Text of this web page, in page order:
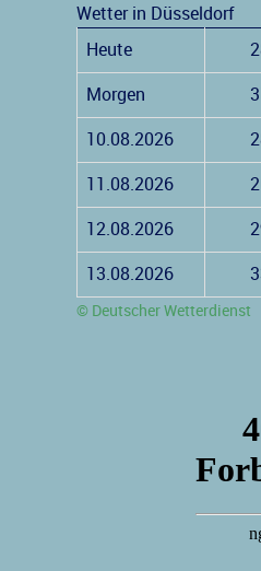
Wetter in Düsseldorf
Heute
Morgen
10.08.2026
11.08.2026
12.08.2026
13.08.2026
© Deutscher Wetterdienst